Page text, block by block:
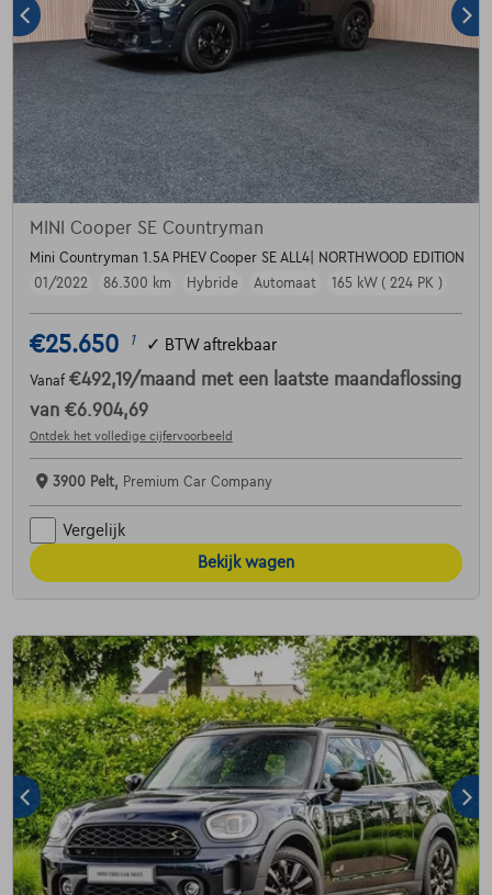
MINI Cooper SE Countryman
Mini Countryman 1.5A PHEV Cooper SE ALL4| NORTHWOOD EDITION
01/2022
86.300 km Hybride Automaat 165 kW ( 224 PK )
€25.650 1 ✓ BTW aftrekbaar
Vanaf €492,19/maand met een laatste maandaflossing
van €6.904,69
Ontdek het volledige cijfervoorbeeld
3900 Pelt, Premium Car Company
Vergelijk
Bekijk wagen